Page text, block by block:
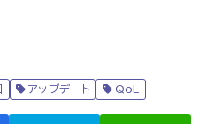
アップデート QoL